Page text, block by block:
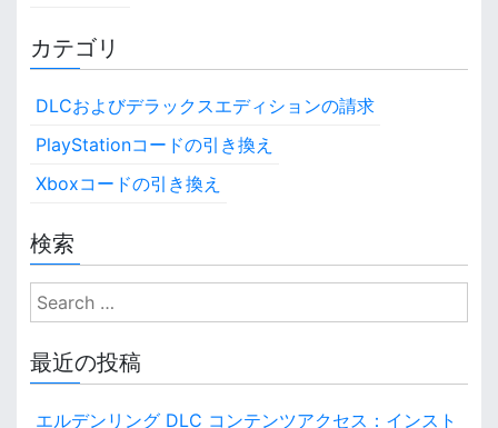
カテゴリ
DLCおよびデラックスエディションの請求
PlayStationコードの引き換え
Xboxコードの引き換え
検索
S
e
a
r
最近の投稿
エルデンリング DLC コンテンツアクセス：インスト